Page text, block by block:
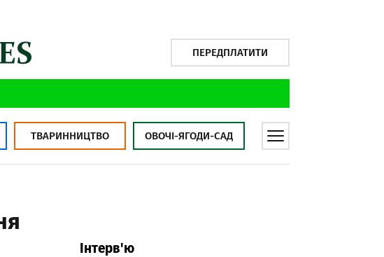
ПЕРЕДПЛАТИТИ
ТВАРИННИЦТВО ОВОЧІ-ЯГОДИ-САД
Інтерв'ю